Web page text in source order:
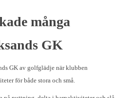
många
GK
GK av golfglädje när klubben
för både stora och små.